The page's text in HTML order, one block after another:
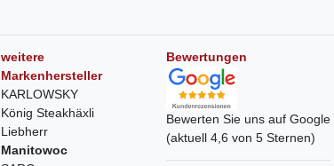
weitere
Markenhersteller
KARLOWSKY
König Steakhäxli
Liebherr
Manitowoc
Bewertungen
Bewerten Sie uns auf Google
(aktuell 4,6 von 5 Sternen)